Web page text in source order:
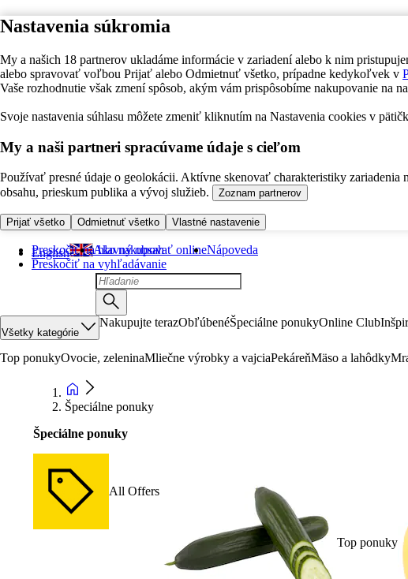
Nastavenia súkromia
My a našich 18 partnerov ukladáme informácie v zariadení alebo k nim
alebo spravovať voľbou Prijať alebo Odmietnuť všetko, prípadne kedykoľvek v
Vaše rozhodnutie však zmení spôsob, akým vám prispôsobíme nakupovanie na
Svoje nastavenia súhlasu môžete zmeniť kliknutím na Nastavenia cookies v
My a naši partneri spracúvame údaje s cieľom
Používať presné údaje o geolokácii. Aktívne skenovať charakteristiky
obsahu, prieskum publika a vývoj služieb.
Zoznam partnerov
Prijať všetko Odmietnuť všetko Vlastné nastavenie
Preskočiť na hlavný obsah
Preskočiť na vyhľadávanie
English Ako nakupovať onlineNápoveda
Všetky kategórie
Nakupujte terazObľúbenéŠpeciálne ponukyOnline Club
Top ponukyOvocie, zeleninaMliečne výrobky a vajciaPekáreňMäso a lahôdky
Špeciálne ponuky
Špeciálne ponuky
All Offers
Top ponuky